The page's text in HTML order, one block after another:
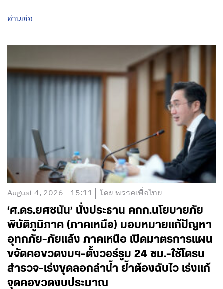
อ่านต่อ
August 4, 2026 - 15:11 โดย พรรคเพื่อไทย
‘ศ.ดร.ยศชนัน’ นั่งประธาน คกก.นโยบายภัย
พิบัติภูมิภาค (ภาคเหนือ) มอบหมายแก้ปัญหา
อุทกภัย-ภัยแล้ง ภาคเหนือ เปิดมาตรการแผน
ขจัดคอขวดงบฯ-ตั้งวอร์รูม 24 ชม.-ใช้โดรน
สำรวจ-เร่งขุดลอกลำน้ำ ย้ำต้องฉับไว เร่งแก้
จุดคอขวดงบประมาณ